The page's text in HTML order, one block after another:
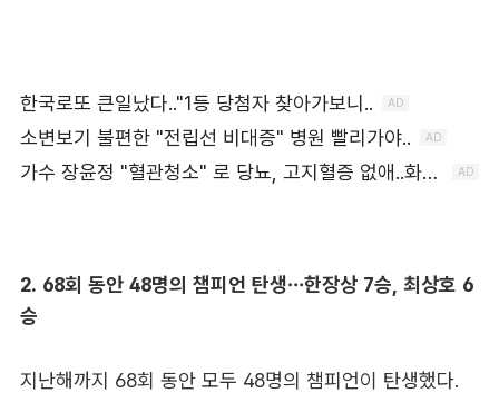
2. 68회 동안 48명의 챔피언 탄생…한장상 7승, 최상호 6
승
지난해까지 68회 동안 모두 48명의 챔피언이 탄생했다.